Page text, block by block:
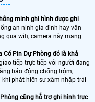
minh ghi hình được ghi
an ninh gia đình hay văn
qua wifi, camera này mang
Có Pin Dự Phòng đó là khả
tiếp trực tiếp với người đang
báo động chống trộm,
phát hiện sự xâm nhập trái
cũng hỗ trợ ghi hình trực